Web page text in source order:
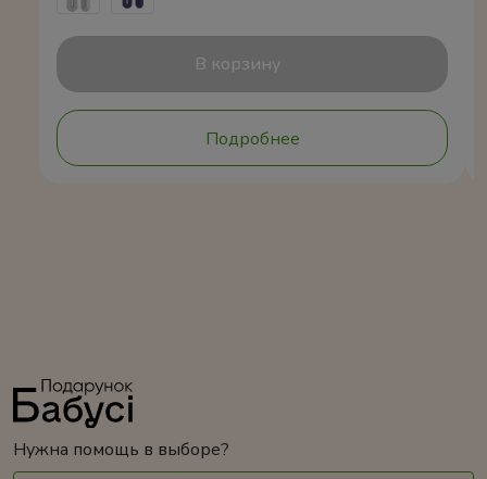
В корзину
Подробнее
Нужна помощь в выборе?